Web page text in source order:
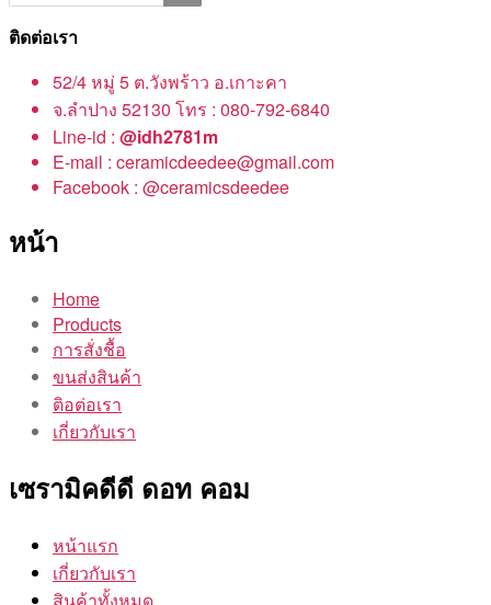
ติดต่อเรา
52/4 หมู่ 5 ต.วังพร้าว อ.เกาะคา
จ.ลำปาง 52130 โทร : 080-792-6840
Line-id : @idh2781m
E-mail : ceramicdeedee@gmail.com
Facebook : @ceramicsdeedee
หน้า
Home
Products
การสั่งชื้อ
ขนส่งสินค้า
ติอต่อเรา
เกี่ยวกับเรา
เซรามิคดีดี ดอท คอม
หน้าแรก
เกี่ยวกับเรา
สินค้าทั้งหมด